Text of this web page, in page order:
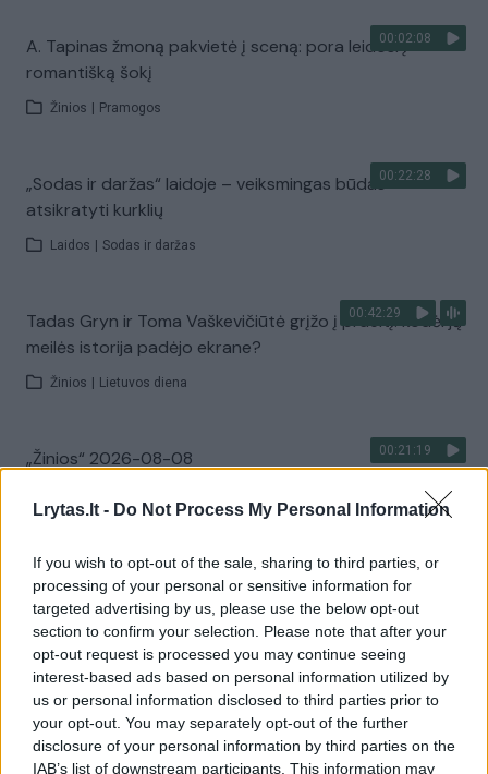
Lrytas.lt - Do Not Process My Personal Information
If you wish to opt-out of the sale, sharing to third parties, or
processing of your personal or sensitive information for
targeted advertising by us, please use the below opt-out
section to confirm your selection. Please note that after your
opt-out request is processed you may continue seeing
interest-based ads based on personal information utilized by
us or personal information disclosed to third parties prior to
your opt-out. You may separately opt-out of the further
disclosure of your personal information by third parties on the
IAB’s list of downstream participants. This information may
00:02:08
A. Tapinas žmoną pakvietė į sceną: pora leidosi į
romantišką šokį
Žinios Pramogos
00:22:28
„Sodas ir daržas“ laidoje – veiksmingas būdas
atsikratyti kurklių
Laidos Sodas ir daržas
00:42:29
Tadas Gryn ir Toma Vaškevičiūtė grįžo į praeitį: kodėl jų
meilės istorija padėjo ekrane?
Žinios Lietuvos diena
00:21:19
„Žinios“ 2026-08-08
Visi įrašai
Žiūrimiausi įrašai
00:00:30
Vaizdai iš tragiškos avarijos Vilniaus r.: dviejų moterų ir